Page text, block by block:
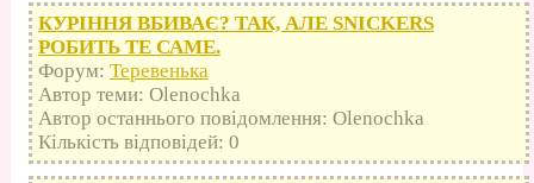
КУРІННЯ ВБИВАЄ? ТАК, АЛЕ SNICKERS
РОБИТЬ ТЕ САМЕ.
Форум: Теревенька
Автор теми: Olenochka
Автор останнього повідомлення: Olenochka
Кількість відповідей: 0